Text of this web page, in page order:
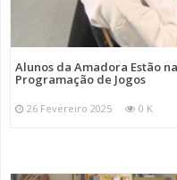
Alunos da Amadora Estão
Programação de Jogos
26 Fevereiro 2025 0 K